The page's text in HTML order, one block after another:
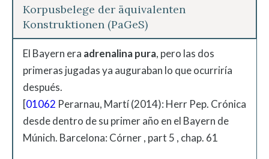
Korpusbelege der äquivalenten
Konstruktionen (PaGeS)
El Bayern era adrenalina pura, pero las dos
primeras jugadas ya auguraban lo que ocurriría
después.
[01062 Perarnau, Martí (2014): Herr Pep. Crónica
desde dentro de su primer año en el Bayern de
Múnich. Barcelona: Córner , part 5 , chap. 61